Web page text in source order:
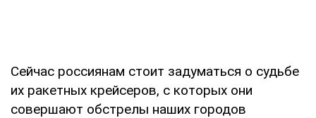
Сейчас россиянам стоит задуматься о судьбе
их ракетных крейсеров, с которых они
совершают обстрелы наших городов